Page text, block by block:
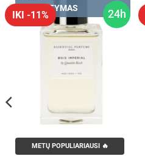
24h
IKI -11%
PRISTATYMAS
METŲ POPULIARIAUSI 🔥